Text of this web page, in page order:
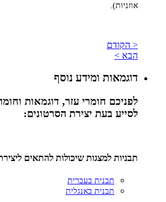
אוזניות).
< הקודם
הבא >
דוגמאות ומידע נוסף
לפניכם חומרי עזר, דוגמאות
לסייע בעת יצירת הסרטונים:
תבניות למצגות שיכולות להתאים
תבנית בעברית
תבנית באנגלית